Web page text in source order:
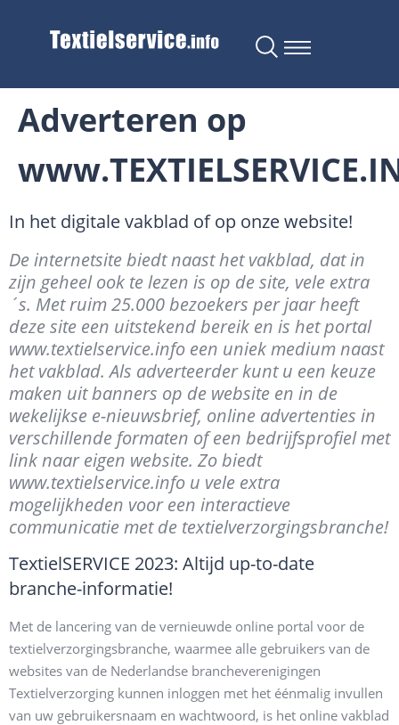
Adverteren op
In het digitale vakblad of op onze website!
De internetsite biedt naast het vakblad, dat in
zijn geheel ook te lezen is op de site, vele extra
´s. Met ruim 25.000 bezoekers per jaar heeft
deze site een uitstekend bereik en is het portal
www.textielservice.info een uniek medium naast
het vakblad. Als adverteerder kunt u een keuze
maken uit banners op de website en in de
wekelijkse e-nieuwsbrief, online advertenties in
verschillende formaten of een bedrijfsprofiel met
link naar eigen website. Zo biedt
www.textielservice.info u vele extra
mogelijkheden voor een interactieve
communicatie met de textielverzorgingsbranche!
TextielSERVICE 2023: Altijd up-to-date
branche-informatie!
Met de lancering van de vernieuwde online portal voor de
textielverzorgingsbranche, waarmee alle gebruikers van de
websites van de Nederlandse brancheverenigingen
Textielverzorging kunnen inloggen met het éénmalig invullen
van uw gebruikersnaam en wachtwoord, is het online vakblad